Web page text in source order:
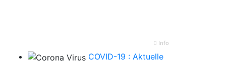
Info
COVID-19 : Aktuelle